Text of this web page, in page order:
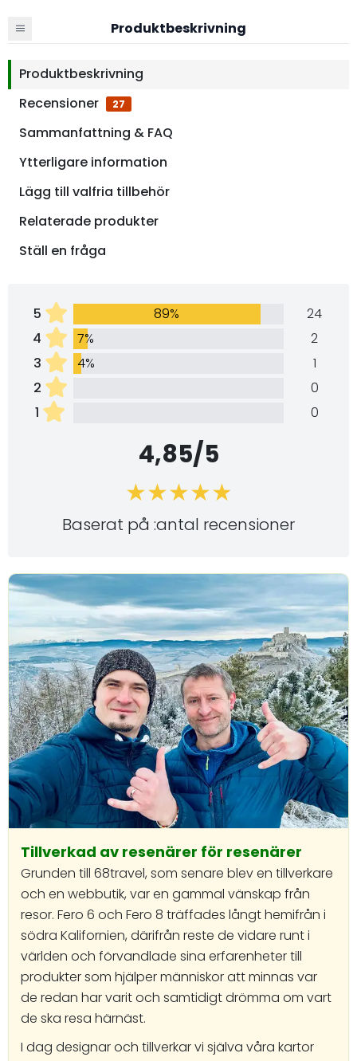
Produktbeskrivning
Produktbeskrivning
Recensioner
27
Sammanfattning & FAQ
Ytterligare information
Lägg till valfria tillbehör
Relaterade produkter
Ställ en fråga
5 89%
24
4
7%
2
3
4%
1
2
0
1
0
4,85/5
Baserat på :antal recensioner
Tillverkad av resenärer för resenärer
Grunden till 68travel, som senare blev en tillverkare
och en webbutik, var en gammal vänskap från
resor. Fero 6 och Fero 8 träffades långt hemifrån i
södra Kalifornien, därifrån reste de vidare runt i
världen och förvandlade sina erfarenheter till
produkter som hjälper människor att minnas var
de redan har varit och samtidigt drömma om vart
de ska resa härnäst.
I dag designar och tillverkar vi själva våra kartor